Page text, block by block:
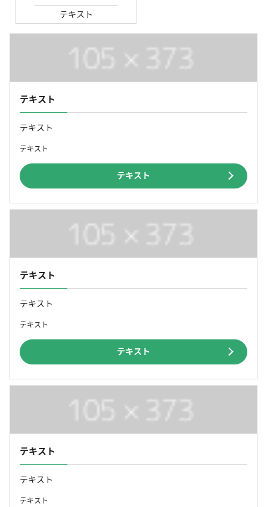
テキスト
テキスト
テキスト
テキスト
テキスト
テキスト
テキスト
テキスト
テキスト
テキスト
テキスト
テキスト